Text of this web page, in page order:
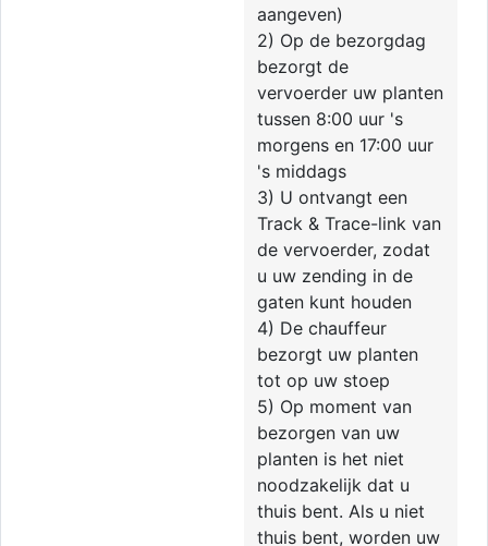
aangeven)
2) Op de bezorgdag
bezorgt de
vervoerder uw planten
tussen 8:00 uur 's
morgens en 17:00 uur
's middags
3) U ontvangt een
Track & Trace-link van
de vervoerder, zodat
u uw zending in de
gaten kunt houden
4) De chauffeur
bezorgt uw planten
tot op uw stoep
5) Op moment van
bezorgen van uw
planten is het niet
noodzakelijk dat u
thuis bent. Als u niet
thuis bent, worden uw